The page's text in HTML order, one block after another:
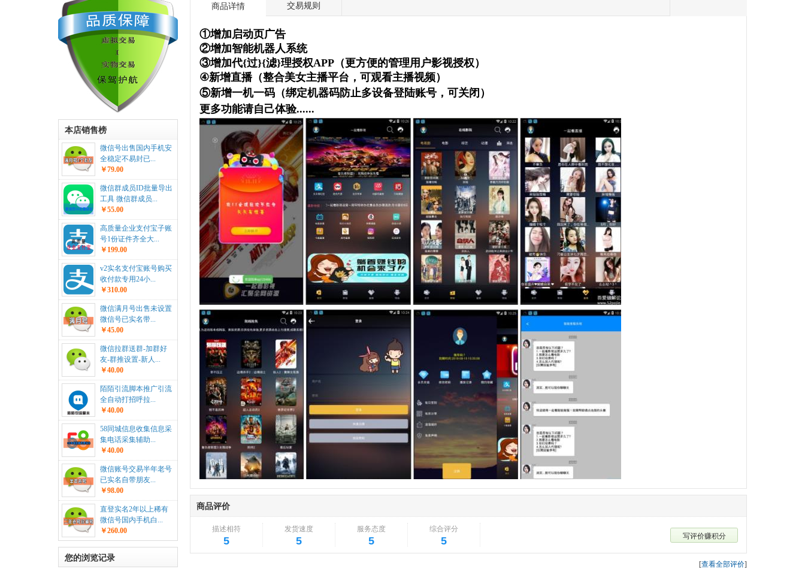
本店销售榜
微信号出售国内手机安
全稳定不易封已...
￥79.00
微信群成员ID批量导出
工具 微信群成员...
￥55.00
高质量企业支付宝子账
号1份证件齐全大...
￥199.00
v2实名支付宝账号购买
收付款专用24小...
￥310.00
微信满月号出售未设置
微信号已实名带...
￥45.00
微信拉群送群-加群好
友-群推设置-新人...
￥40.00
陌陌引流脚本推广引流
全自动打招呼拉...
￥40.00
58同城信息收集信息采
集电话采集辅助...
￥40.00
微信账号交易半年老号
已实名自带朋友...
￥98.00
直登实名2年以上稀有
微信号国内手机白...
￥260.00
您的浏览记录
商品详情 交易规则
①增加启动页广告
②增加智能机器人系统
③增加代{过}{滤}理授权APP（更方便的管理用户影视授权）
④新增直播（整合美女主播平台，可观看主播视频）
⑤新增一机一码（绑定机器码防止多设备登陆账号，可关闭）
更多功能请自己体验......
商品评价
描述相符
5
发货速度
5
服务态度
5
综合评分
5 写评价赚积分
[查看全部评价]